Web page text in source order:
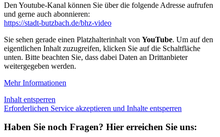
Den Youtube-Kanal können Sie über die folgende Adresse aufrufen
und gerne auch abonnieren:
https://stadt-butzbach.de/bhz-video
Sie sehen gerade einen Platzhalterinhalt von YouTube. Um auf den
eigentlichen Inhalt zuzugreifen, klicken Sie auf die Schaltfläche
unten. Bitte beachten Sie, dass dabei Daten an Drittanbieter
weitergegeben werden.
Mehr Informationen
Inhalt entsperren
Erforderlichen Service akzeptieren und Inhalte entsperren
Haben Sie noch Fragen? Hier erreichen Sie uns: